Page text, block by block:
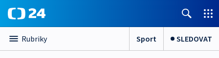
Rubriky Sport SLEDOVAT